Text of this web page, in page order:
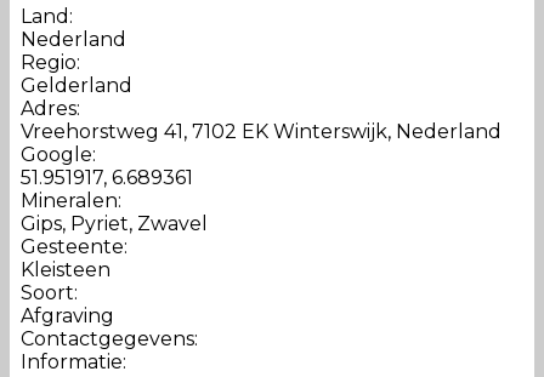
Land:
Nederland
Regio:
Gelderland
Adres:
Vreehorstweg 41, 7102 EK Winterswijk, Nederland
Google:
51.951917, 6.689361
Mineralen:
Gips, Pyriet, Zwavel
Gesteente:
Kleisteen
Soort:
Afgraving
Contactgegevens:
Informatie: